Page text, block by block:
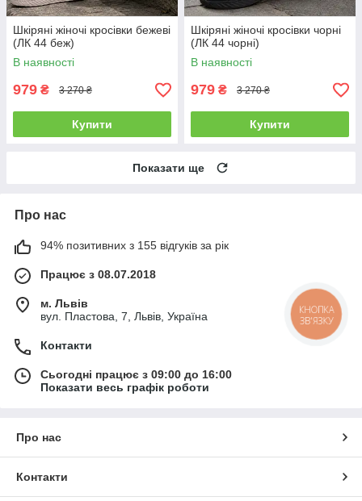
Шкіряні жіночі кросівки бежеві
(ЛК 44 беж)
В наявності
979 ₴ 3 270 ₴
Купити
Шкіряні жіночі кросівки чорні
(ЛК 44 чорні)
В наявності
979 ₴ 3 270 ₴
Купити
Показати ще
Про нас
94% позитивних з 155 відгуків за рік
Працює з 08.07.2018
м. Львів
вул. Пластова, 7, Львів, Україна
Контакти
Сьогодні працює з 09:00 до 16:00
Показати весь графік роботи
Про нас
Контакти
КНОПКА
ЗВ'ЯЗКУ